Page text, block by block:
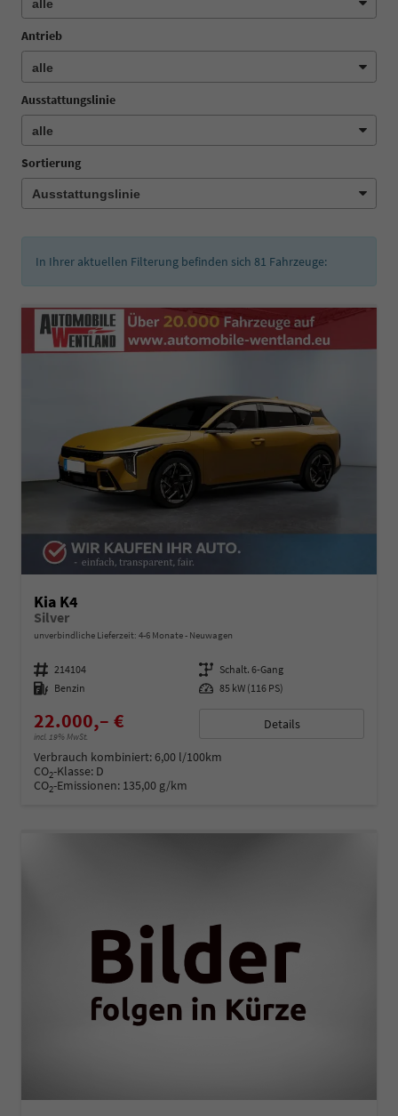
Antrieb
Ausstattungslinie
Sortierung
In Ihrer aktuellen Filterung befinden sich 81 Fahrzeuge:
Kia K4
Silver
unverbindliche Lieferzeit: 4-6 Monate Neuwagen
Fahrzeugnummer 214104 Getriebe Schalt. 6-Gang
Kraftstoff Benzin Leistung 85 kW (116 PS)
22.000,– €
incl. 19% MwSt.
Details
Verbrauch kombiniert:6,00 l/100km
CO2-Klasse: D
CO2-Emissionen: 135,00 g/km